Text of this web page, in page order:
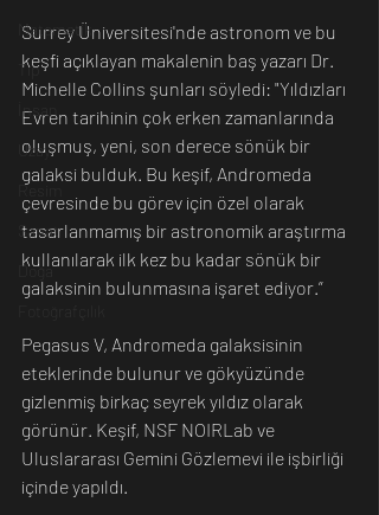
Matematik
Tıp
İnsan
Uzay
Resim
Sanat
Doğa
Surrey Üniversitesi'nde astronom ve bu
keşfi açıklayan makalenin baş yazarı Dr.
Michelle Collins şunları söyledi: "Yıldızları
Evren tarihinin çok erken zamanlarında
oluşmuş, yeni, son derece sönük bir
galaksi bulduk. Bu keşif, Andromeda
çevresinde bu görev için özel olarak
tasarlanmamış bir astronomik araştırma
kullanılarak ilk kez bu kadar sönük bir
galaksinin bulunmasına işaret ediyor.”
Pegasus V, Andromeda galaksisinin
eteklerinde bulunur ve gökyüzünde
gizlenmiş birkaç seyrek yıldız olarak
görünür. Keşif, NSF NOIRLab ve
Uluslararası Gemini Gözlemevi ile işbirliği
içinde yapıldı.